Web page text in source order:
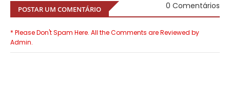
POSTAR UM COMENTÁRIO 0 Comentários
* Please Don't Spam Here. All the Comments are Reviewed by
Admin.